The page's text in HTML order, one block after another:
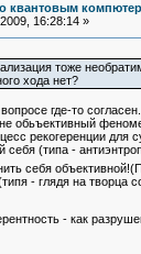
квантовым
16:28:14 »
тоже
хода нет?
где-то
обьъективный
рекогеренции
(типа -
себя
- глядя на творца
- как